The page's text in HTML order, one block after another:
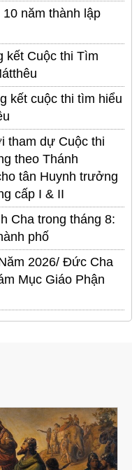
năm thành lập
kết Cuộc thi Tìm
kết cuộc thi tìm hiểu
tham dự Cuộc thi
theo Thánh
tân Huynh trưởng
cấp I & II
Cha trong tháng 8:
phố
2026/ Đức Cha
Mục Giáo Phận